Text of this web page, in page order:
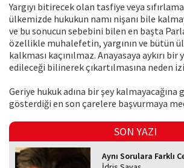
Yargıyı bitirecek olan tasfiye veya
ülkemizde hukukun namı nişanı bile
ve bu sonucun sebebini bilen en başta
özellikle muhalefetin, yargının ve bütün
kalkması kaçınılmaz. Anayasaya aykırı bir
edileceği bilinerek çıkartılmasına neden
Geriye hukuk adına bir şey kalmayacağına
gösterdiği en son çarelere başvurmaya
SON YAZI
Aynı Sorulara Farklı